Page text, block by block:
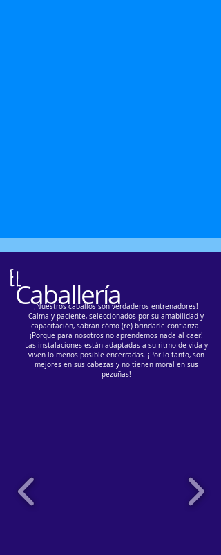
ElCaballería
¡Nuestros caballos son verdaderos entrenadores!
Calma y paciente, seleccionados por su amabilidad y
capacitación, sabrán cómo (re) brindarle confianza.
¡Porque para nosotros no aprendemos nada al caer!
Las instalaciones están adaptadas a su ritmo de vida y
viven lo menos posible encerradas. ¡Por lo tanto, son
mejores en sus cabezas y no tienen moral en sus
pezuñas!